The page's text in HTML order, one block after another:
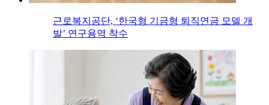
근로복지공단, ‘한국형 기금형 퇴직연금 모델 개
발’ 연구용역 착수